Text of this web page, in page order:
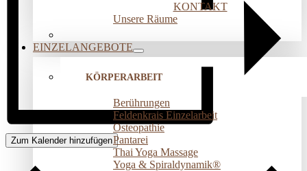
KONTAKT
Unsere Räume
EINZELANGEBOTE
KÖRPERARBEIT
Berührungen
Feldenkrais Einzelarbeit
Osteopathie
Pantarei
Thai Yoga Massage
Yoga & Spiraldynamik®
Zum Kalender hinzufügen